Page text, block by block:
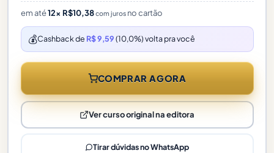
em até12× R$10,38com jurosno cartão
💰Cashback de R$ 9,59(10,0%) volta pra você
COMPRAR AGORA
Ver curso original na editora
Tirar dúvidas no WhatsApp